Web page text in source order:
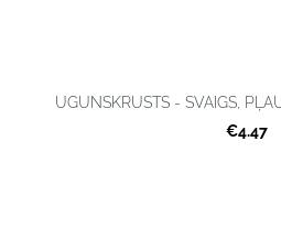
UGUNSKRUSTS - SVAIGS,
€4.47